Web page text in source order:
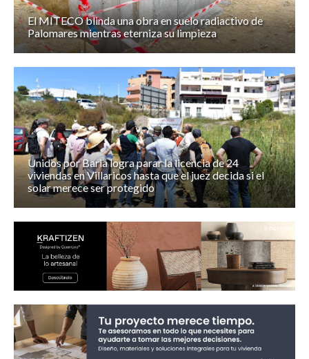
El MITECO blinda una obra en suelo radiactivo de
Palomares mientras eterniza su limpieza
Unidos por Baria logra parar la licencia de 24
viviendas en Villaricos hasta que el juez decida si el
solar merece ser protegido